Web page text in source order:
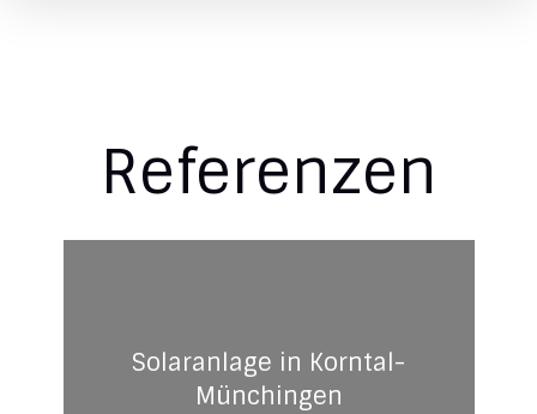
Referenzen
Solaranlage in Korntal-
Münchingen